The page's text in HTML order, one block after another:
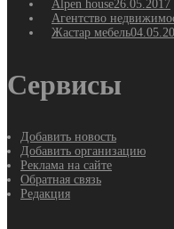
Alpen house26.05.2017
Агентство
Жастар мебель
Сервисы
Добавить новость
Добавить организацию
Реклама на сайте
Обратная связь
Редакция